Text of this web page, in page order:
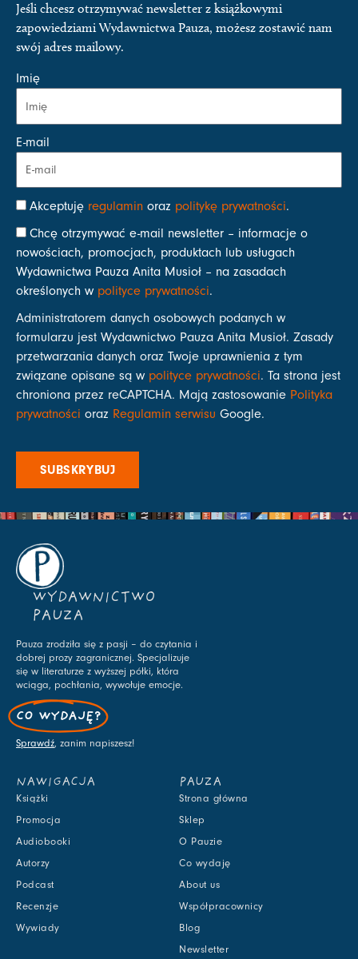
Jeśli chcesz otrzymywać newsletter z książkowymi
zapowiedziami Wydawnictwa Pauza, możesz zostawić nam
swój adres mailowy.
Imię
E-mail
Akceptuję regulamin oraz politykę prywatności.
Chcę otrzymywać e-mail newsletter – informacje o
nowościach, promocjach, produktach lub usługach
Wydawnictwa Pauza Anita Musioł – na zasadach
określonych w polityce prywatności.
Administratorem danych osobowych podanych w
formularzu jest Wydawnictwo Pauza Anita Musioł. Zasady
przetwarzania danych oraz Twoje uprawnienia z tym
związane opisane są w polityce prywatności. Ta strona jest
chroniona przez reCAPTCHA. Mają zastosowanie Polityka
prywatności oraz Regulamin serwisu Google.
SUBSKRYBUJ
WYDAWNICTWO
PAUZA
Pauza zrodziła się z pasji – do czytania i
dobrej prozy zagranicznej. Specjalizuje
się w literaturze z wyższej półki, która
wciąga, pochłania, wywołuje emocje.
CO WYDAJĘ?
Sprawdź, zanim napiszesz!
NAWIGACJA
Książki
Promocja
Audiobooki
Autorzy
Podcast
Recenzje
Wywiady
PAUZA
Strona główna
Sklep
O Pauzie
Co wydaję
About us
Współpracownicy
Blog
Newsletter